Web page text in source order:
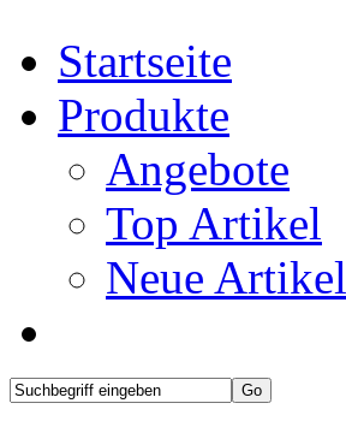
Startseite
Produkte
Angebote
Top Artikel
Neue Artikel